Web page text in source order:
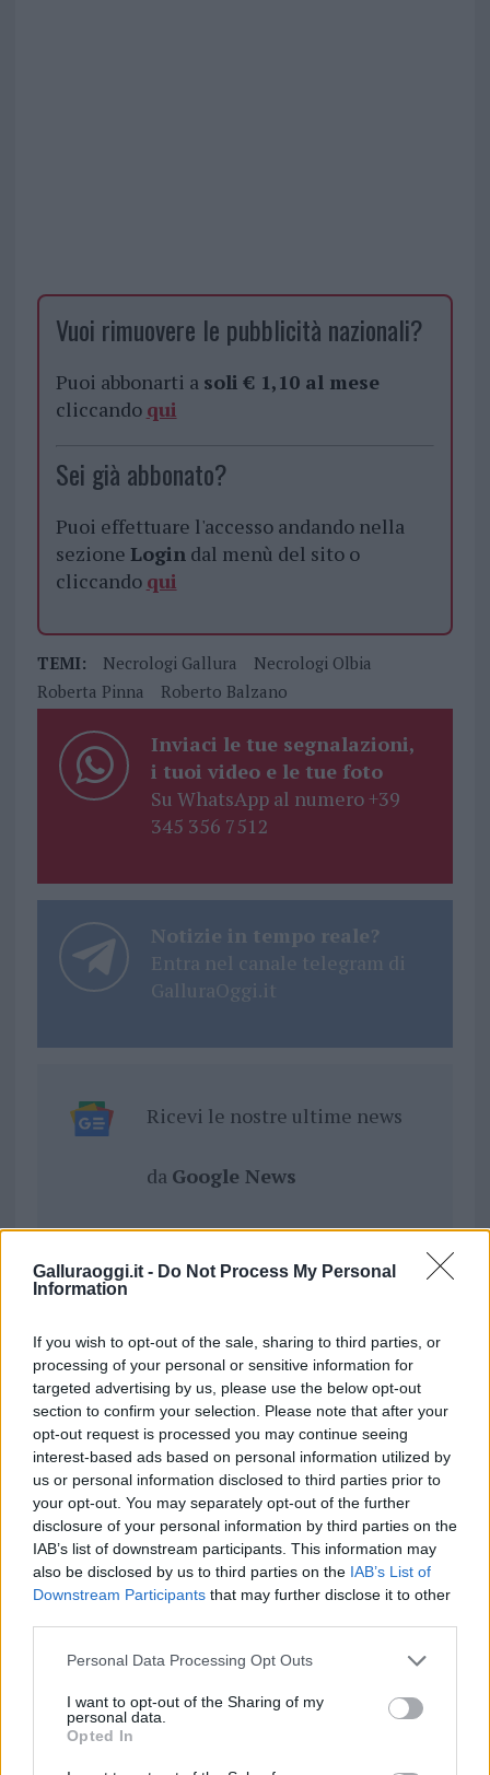
Galluraoggi.it - Do Not Process My Personal
Information
If you wish to opt-out of the sale, sharing to third parties, or
processing of your personal or sensitive information for
targeted advertising by us, please use the below opt-out
section to confirm your selection. Please note that after your
opt-out request is processed you may continue seeing
interest-based ads based on personal information utilized by
us or personal information disclosed to third parties prior to
your opt-out. You may separately opt-out of the further
disclosure of your personal information by third parties on the
IAB’s list of downstream participants. This information may
also be disclosed by us to third parties on the IAB’s List of
Downstream Participants that may further disclose it to other
Please note that this website/app uses one or more Google
not limited to your visit or usage behaviour. You may click to
grant or deny consent to Google and its third-party tags to
use your data for below specified purposes in below Google
consent section.
Personal Data Processing Opt Outs
I want to opt-out of the Sharing of my
personal data.
Opted In
Vuoi rimuovere le pubblicità nazionali?
Puoi abbonarti a soli € 1,10 al mese
cliccando qui
Sei già abbonato?
Puoi effettuare l'accesso andando nella
sezione Logindal menù del sito o
cliccando qui
TEMI: Necrologi Gallura
Necrologi Olbia
Roberta Pinna
Roberto Balzano
Inviaci le tue segnalazioni,
i tuoi video e le tue foto
Su WhatsApp al numero +39
345 356 7512
Notizie in tempo reale?
Entra nel canale telegram di
GalluraOggi.it
Ricevi le nostre ultime news
da Google News
Condividi l'articolo
F
a
ce
b
o
o
k
T
w
it
te
r
n
te
re
st
h
at
s
A
p
p
h
a
re
Articolo precedente
Prossimo articolo
NOTIZIE RECENTI
Incidente sulla strada provinciale ad Arzachena,
un ferito
Sangue, musica e solidarietà con Avis Olbia al